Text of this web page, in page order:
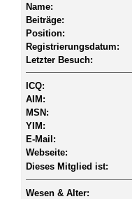
Name:
Beiträge:
Position:
Registrierungsdatum:
Letzter Besuch:
ICQ:
AIM:
MSN:
YIM:
E-Mail:
Webseite:
Dieses Mitglied ist:
Wesen & Alter: